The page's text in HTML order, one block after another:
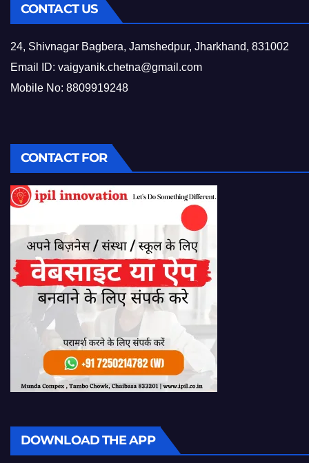
CONTACT US
24, Shivnagar Bagbera, Jamshedpur, Jharkhand, 831002
Email ID: vaigyanik.chetna@gmail.com
Mobile No: 8809919248
CONTACT FOR
DOWNLOAD THE APP